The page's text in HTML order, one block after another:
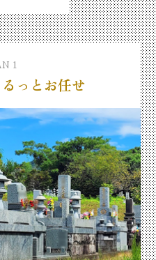
1
っとお任せ